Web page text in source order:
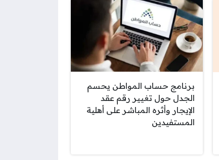
برنامج حساب المواطن يحسم
الجدل حول تغيير رقم عقد
الإيجار وأثره المباشر على أهلية
المستفيدين